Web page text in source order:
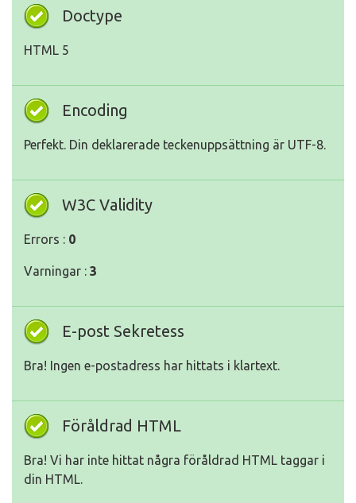
Doctype
HTML 5
Encoding
Perfekt. Din deklarerade teckenuppsättning är UTF-8.
W3C Validity
Errors : 0
Varningar : 3
E-post Sekretess
Bra! Ingen e-postadress har hittats i klartext.
Föråldrad HTML
Bra! Vi har inte hittat några föråldrad HTML taggar i
din HTML.